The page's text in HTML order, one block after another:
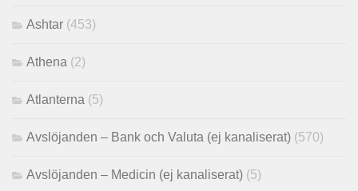
Ashtar (453)
Athena (2)
Atlanterna (5)
Avslöjanden – Bank och Valuta (ej kanaliserat) (570)
Avslöjanden – Medicin (ej kanaliserat) (5)